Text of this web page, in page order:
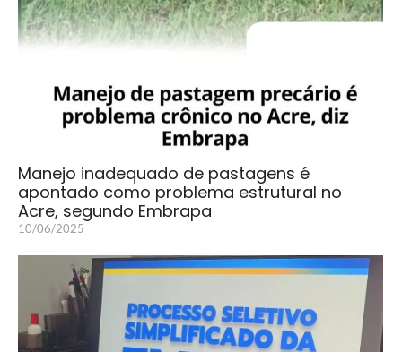
Manejo inadequado de pastagens é
apontado como problema estrutural no
Acre, segundo Embrapa
10/06/2025